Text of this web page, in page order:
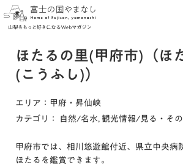
ほたるの里(甲府市)（ほ
(こうふし)）
エリア ：甲府・昇仙峡
カテゴリ
： 自然/名水, 観光情報/見る・そ
甲府市では、相川悠遊館付近、県立中央病
ほたるを鑑賞できます。